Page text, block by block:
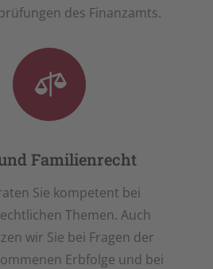
des Finanzamts.

Familienrecht
Sie kompetent bei
Themen. Auch
wir Sie bei Fragen der
Erbfolge und bei